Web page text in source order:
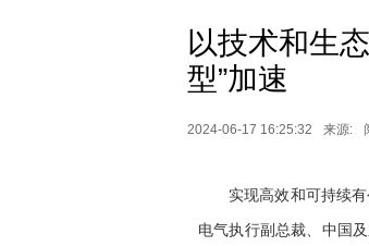
以技术和生
型”加速
2024-06-17 16:25:32 来源:
实现高效和可持续
电气执行副总裁、中国